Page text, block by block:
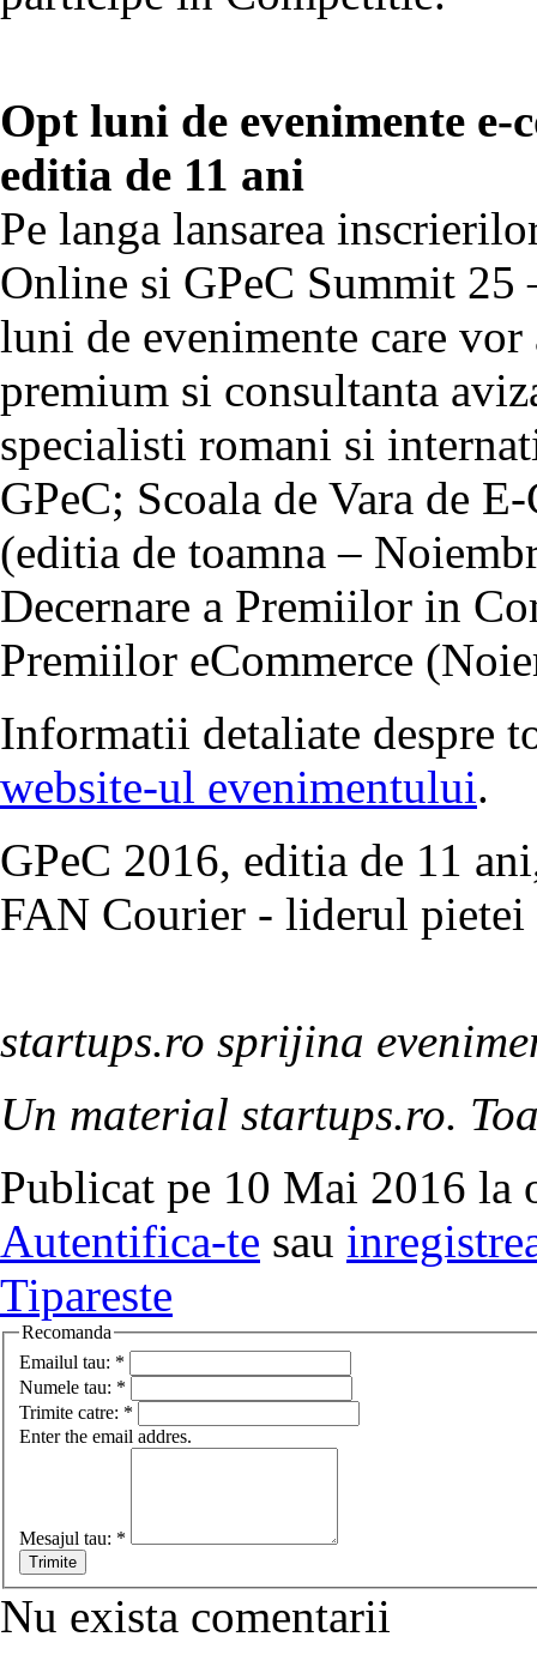
Opt luni de evenimente e-
editia de 11 ani
Pe langa lansarea
Online si GPeC Summit 25
luni de evenimente care
premium si consultanta
specialisti romani si
GPeC; Scoala de Vara de
(editia de toamna –
Decernare a Premiilor in
Premiilor eCommerce
Informatii detaliate despre
website-ul evenimentului.
GPeC 2016, editia de 11
FAN Courier - liderul pietei
startups.ro sprijina
Un material startups.ro.
Publicat pe 10 Mai 2016 la
Autentifica-te sau
Tipareste
Recomanda
Emailul tau: *
Numele tau: *
Trimite catre: *
Enter the email addres.
Mesajul tau: *
Nu exista comentarii